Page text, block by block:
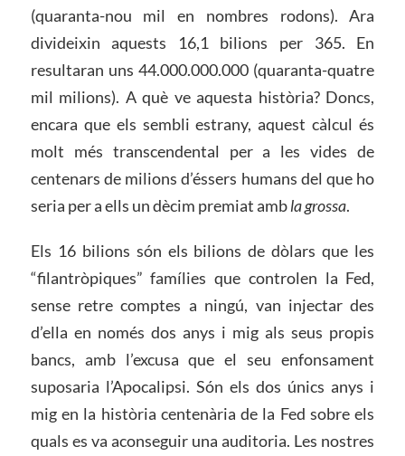
(quaranta-nou mil en nombres rodons). Ara
divideixin aquests 16,1 bilions per 365. En
resultaran uns 44.000.000.000 (quaranta-quatre
mil milions). A què ve aquesta història? Doncs,
encara que els sembli estrany, aquest càlcul és
molt més transcendental per a les vides de
centenars de milions d’éssers humans del que ho
seria per a ells un dècim premiat ambla grossa.
Els 16 bilions són els bilions de dòlars que les
“filantròpiques” famílies que controlen la Fed,
sense retre comptes a ningú, van injectar des
d’ella en només dos anys i mig als seus propis
bancs, amb l’excusa que el seu enfonsament
suposaria l’Apocalipsi. Són els dos únics anys i
mig en la història centenària de la Fed sobre els
quals es va aconseguir una auditoria. Les nostres